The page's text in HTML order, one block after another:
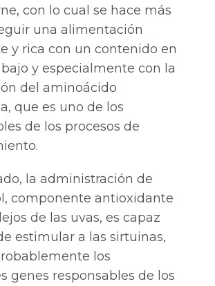
con lo cual se hace más
una alimentación
y rica con un contenido en
y especialmente con la
del aminoácido
que es uno de los
de los procesos de
la administración de
componente antioxidante
de las uvas, es capaz
estimular a las sirtuinas,
los
genes responsables de los